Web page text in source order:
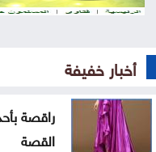
تشابُك القيامة
هزيمة ترامب في
«حياد» لبنان إلى
أخبار خفيفة
راقصة
القصة